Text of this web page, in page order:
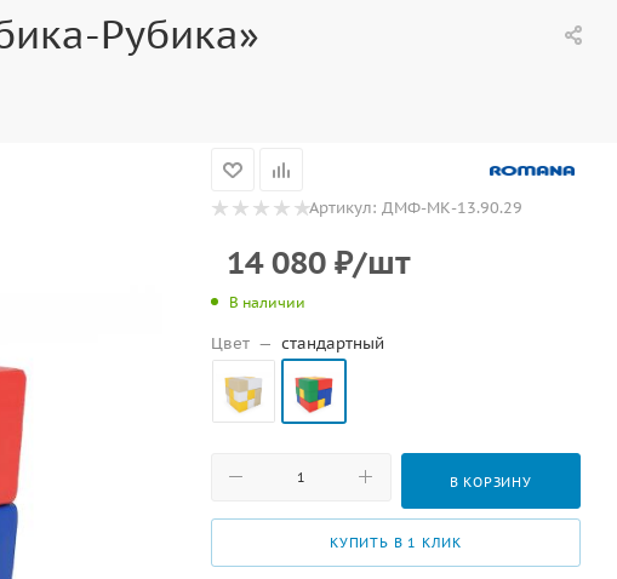
Рубика»
Артикул: ДМФ-МК-13.90.29
14 080 ₽/шт
В наличии
Цвет — стандартный
В КОРЗИНУ
КУПИТЬ В 1 КЛИК